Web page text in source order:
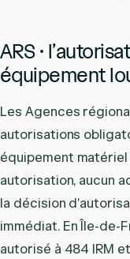
ARS ·
équipement
Les Agences
autorisations
équipement matériel
autorisation, aucun
la décision
immédiat. En Île-de-
autorisé à 484 IRM